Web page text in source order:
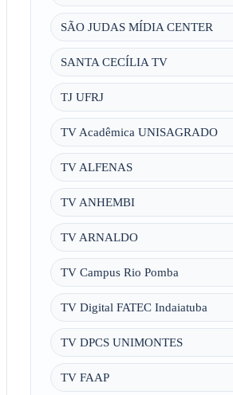
SÃO JUDAS MÍDIA CENTER
SANTA CECÍLIA TV
TJ UFRJ
TV Acadêmica UNISAGRADO
TV ALFENAS
TV ANHEMBI
TV ARNALDO
TV Campus Rio Pomba
TV Digital FATEC Indaiatuba
TV DPCS UNIMONTES
TV FAAP